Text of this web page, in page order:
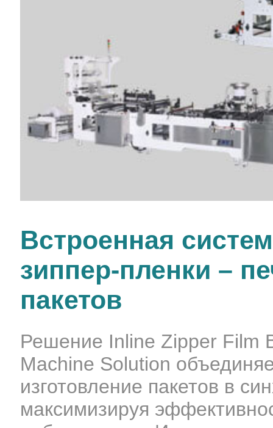
Встроенная
зиппер-пленки –
пакетов
Решение Inline Zipper Film
Machine Solution
изготовление пакетов в
максимизируя